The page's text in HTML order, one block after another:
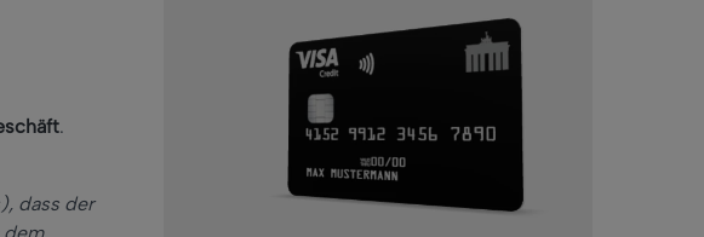
.
dass der